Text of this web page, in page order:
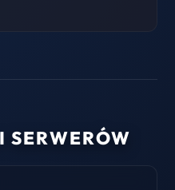
SERWERÓW